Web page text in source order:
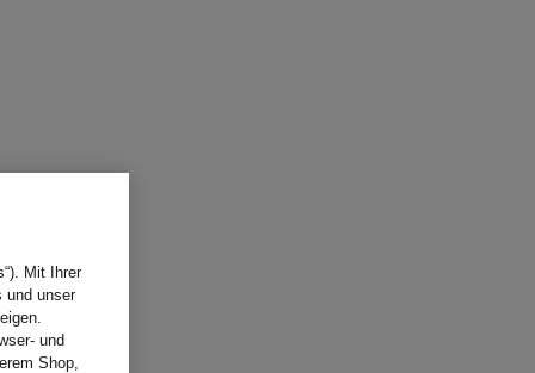
Mit Ihrer
und unser
und
Shop,